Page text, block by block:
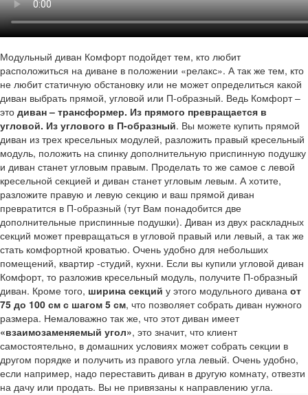
Модульный диван Комфорт подойдет тем, кто любит
расположиться на диване в положении «релакс». А так же тем, кто
не любит статичную обстановку или не может определиться какой
диван выбрать прямой, угловой или П-образный. Ведь Комфорт –
это диван – трансформер. Из прямого превращается в
угловой. Из углового в П-образный. Вы можете купить прямой
диван из трех кресельных модулей, разложить правый кресельный
модуль, положить на спинку дополнительную приспинную подушку
и диван станет угловым правым. Проделать то же самое с левой
кресельной секцией и диван станет угловым левым. А хотите,
разложите правую и левую секцию и ваш прямой диван
превратится в П-образный (тут Вам понадобится две
дополнительные приспинные подушки). Диван из двух раскладных
секций может превращаться в угловой правый или левый, а так же
стать комфортной кроватью. Очень удобно для небольших
помещений, квартир -студий, кухни. Если вы купили угловой диван
Комфорт, то разложив кресельный модуль, получите П-образный
диван. Кроме того, ширина секций у этого модульного дивана от
75 до 100 см с шагом 5 см, что позволяет собрать диван нужного
размера. Немаловажно так же, что этот диван имеет
«взаимозаменяемый угол», это значит, что клиент
самостоятельно, в домашних условиях может собрать секции в
другом порядке и получить из правого угла левый. Очень удобно,
если например, надо переставить диван в другую комнату, отвезти
на дачу или продать. Вы не привязаны к направлению угла.